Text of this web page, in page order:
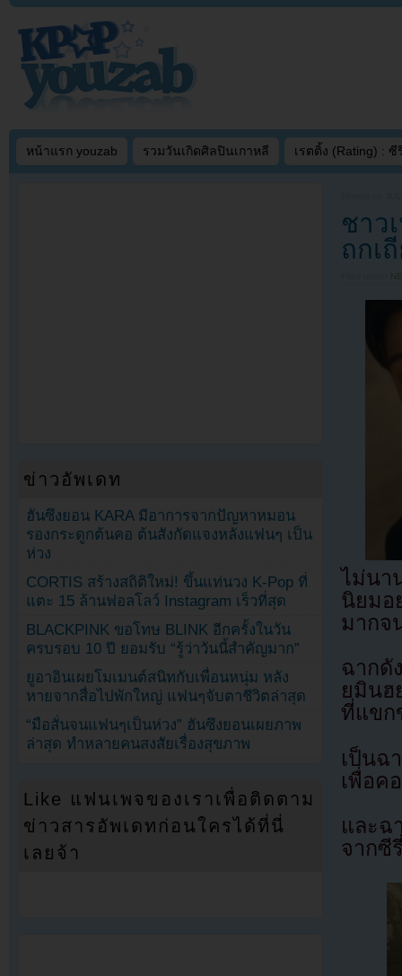
หน้าแรก youzab รวมวันเกิดศิลปินเกาหลี เรตติ้ง (Rating) : ซี
ชาว
ถกเ
ไม่นา
นิยมอ
มากจ
ฉาก
ยมินฮ
ที่แขก
เป็นฉ
เพื่อค
และฉ
จากซี
ข่าวอัพเดท
ฮันซึงยอน KARA มีอาการจากปัญหาหมอน
รองกระดูกต้นคอ ต้นสังกัดแจงหลังแฟนๆ เป็น
ห่วง
CORTIS สร้างสถิติใหม่! ขึ้นแท่นวง K-Pop ที่
แตะ 15 ล้านฟอลโลว์ Instagram เร็วที่สุด
BLACKPINK ขอโทษ BLINK อีกครั้งในวัน
ครบรอบ 10 ปี ยอมรับ “รู้ว่าวันนี้สำคัญมาก”
ยูอาอินเผยโมเมนต์สนิทกับเพื่อนหนุ่ม หลัง
หายจากสื่อไปพักใหญ่ แฟนๆจับตาชีวิตล่าสุด
“มือสั่นจนแฟนๆเป็นห่วง” ฮันซึงยอนเผยภาพ
ล่าสุด ทำหลายคนสงสัยเรื่องสุขภาพ
Like แฟนเพจของเราเพื่อติดตาม
ข่าวสารอัพเดทก่อนใครได้ที่นี่
เลยจ้า